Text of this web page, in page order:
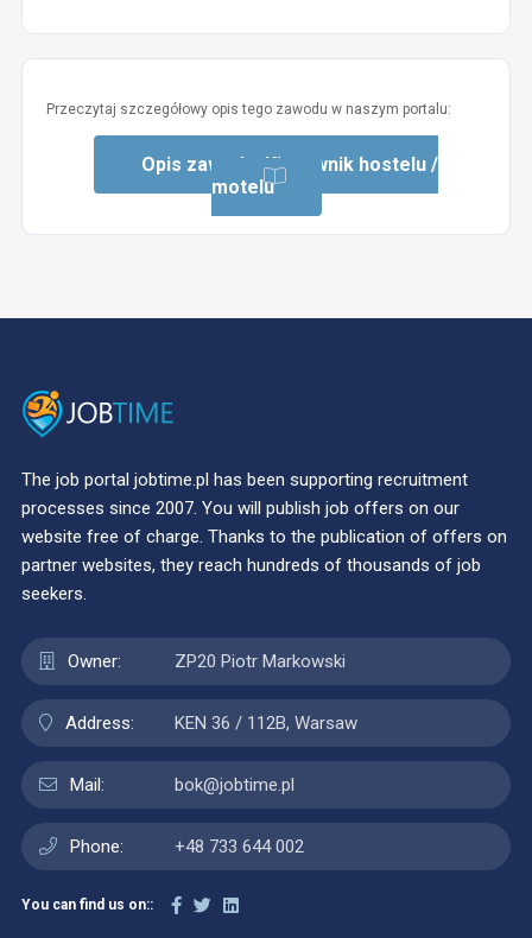
Przeczytaj szczegółowy opis tego zawodu w naszym portalu:
Opis zawodu: Kierownik hostelu /
motelu
The job portal jobtime.pl has been supporting recruitment
processes since 2007. You will publish job offers on our
website free of charge. Thanks to the publication of offers on
partner websites, they reach hundreds of thousands of job
seekers.
Owner: ZP20 Piotr Markowski
Address: KEN 36 / 112B, Warsaw
Mail: bok@jobtime.pl
Phone: +48 733 644 002
You can find us on::